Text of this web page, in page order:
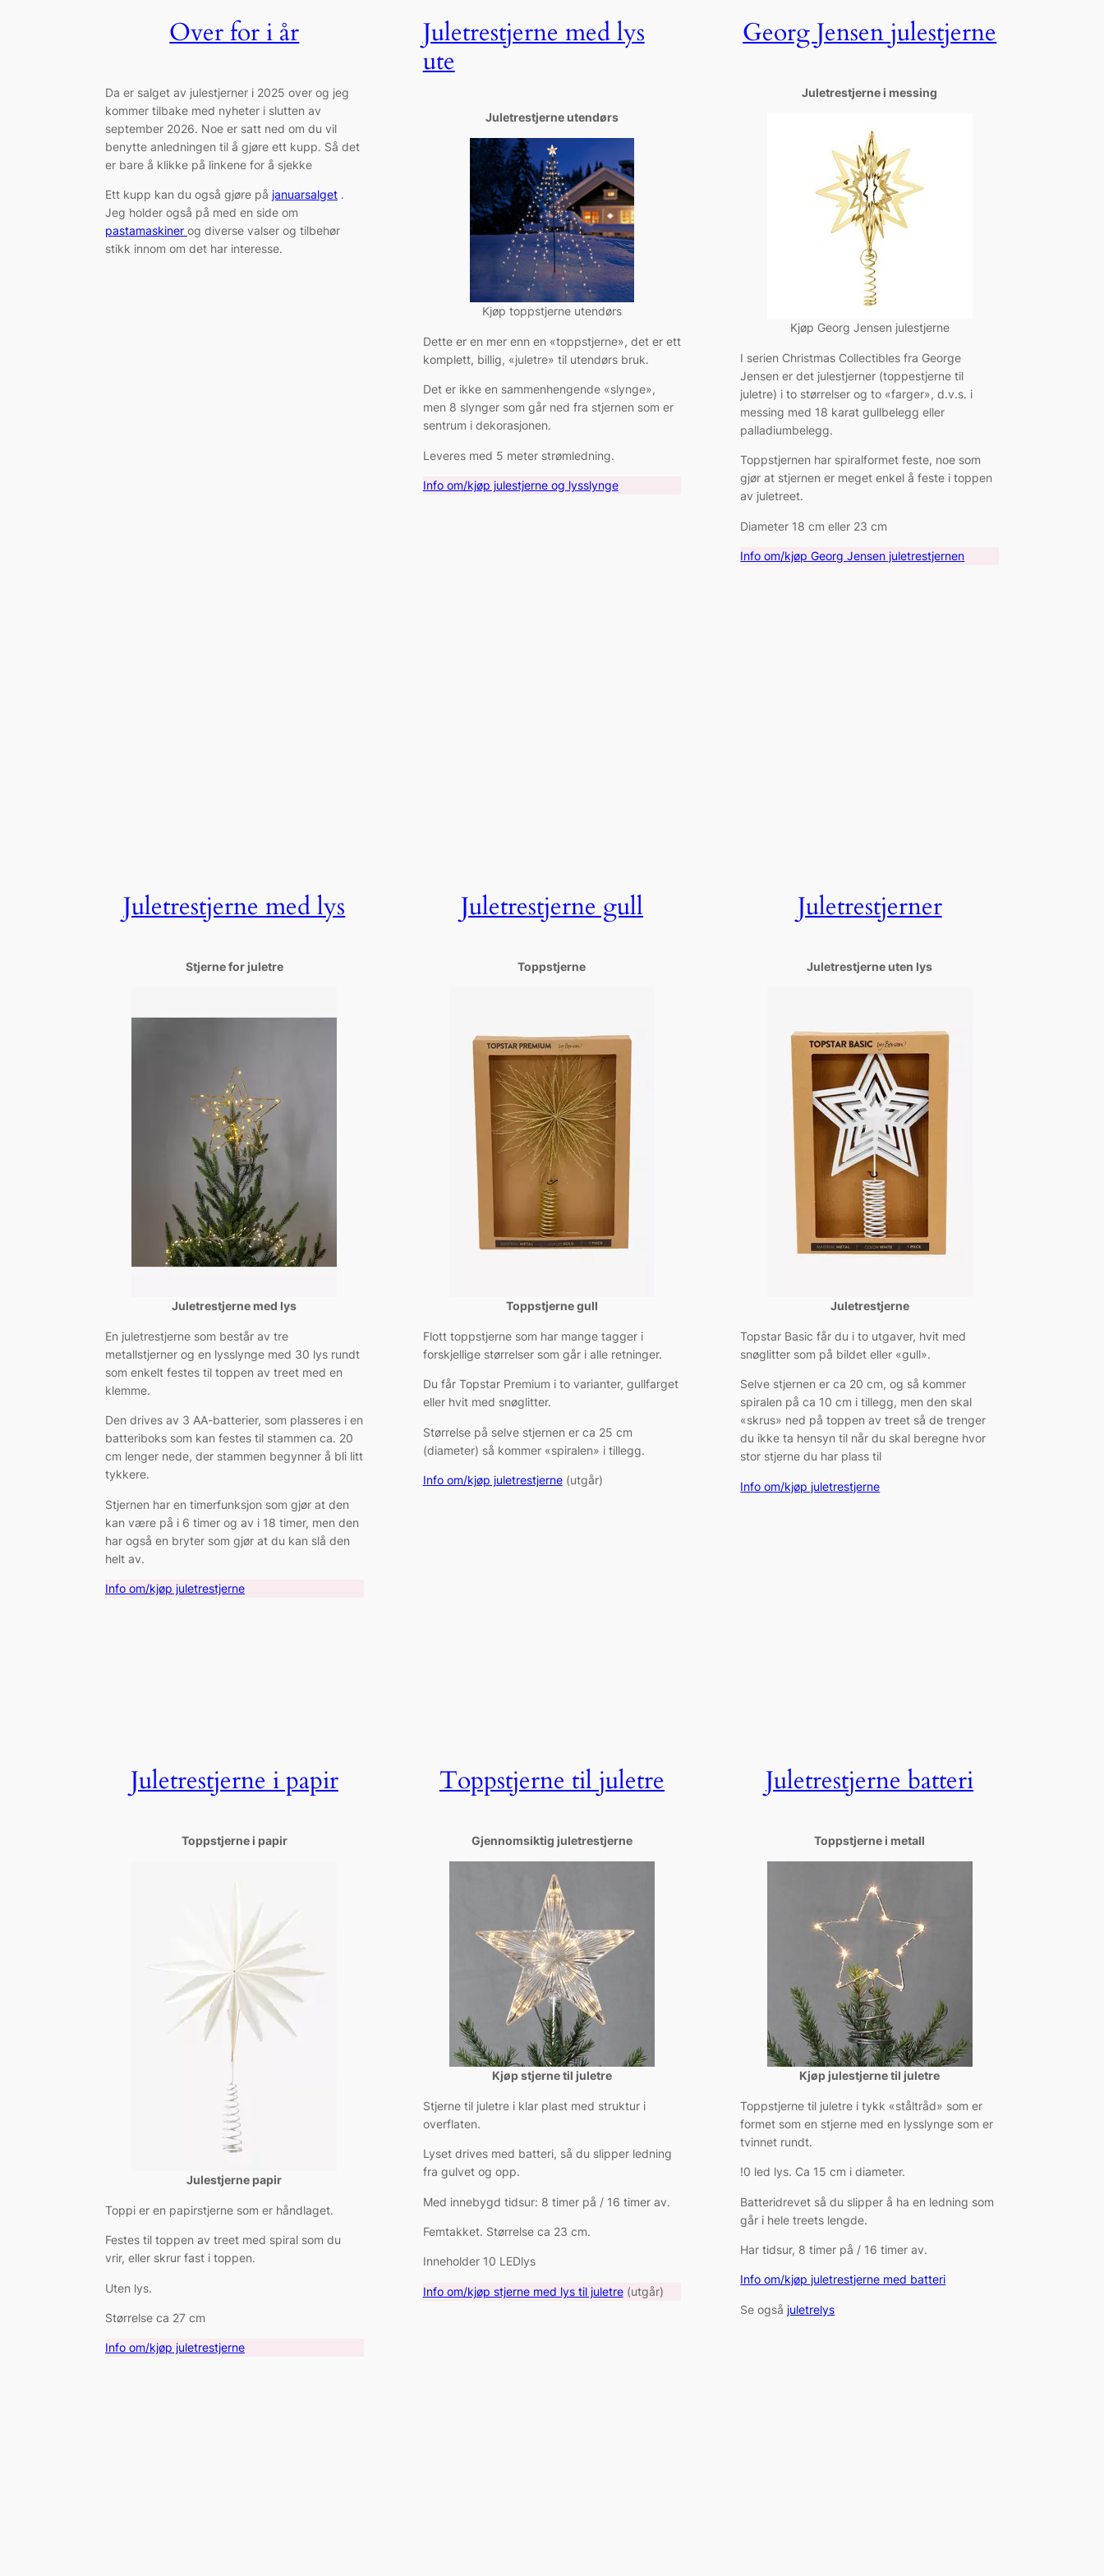
Over for i år
Da er salget av julestjerner i 2025 over og jeg
kommer tilbake med nyheter i slutten av
september 2026. Noe er satt ned om du vil
benytte anledningen til å gjøre ett kupp. Så det
er bare å klikke på linkene for å sjekke
Ett kupp kan du også gjøre på januarsalget .
Jeg holder også på med en side om
pastamaskiner og diverse valser og tilbehør
stikk innom om det har interesse.
Juletrestjerne med lys
ute
Juletrestjerne utendørs
Kjøp toppstjerne utendørs
Dette er en mer enn en «toppstjerne», det er ett
komplett, billig, «juletre» til utendørs bruk.
Det er ikke en sammenhengende «slynge»,
men 8 slynger som går ned fra stjernen som er
sentrum i dekorasjonen.
Leveres med 5 meter strømledning.
Info om/kjøp julestjerne og lysslynge
Georg Jensen julestjerne
Juletrestjerne i messing
Kjøp Georg Jensen julestjerne
I serien Christmas Collectibles fra George
Jensen er det julestjerner (toppestjerne til
juletre) i to størrelser og to «farger», d.v.s. i
messing med 18 karat gullbelegg eller
palladiumbelegg.
Toppstjernen har spiralformet feste, noe som
gjør at stjernen er meget enkel å feste i toppen
av juletreet.
Diameter 18 cm eller 23 cm
Info om/kjøp Georg Jensen juletrestjernen
Juletrestjerne med lys
Stjerne for juletre
Juletrestjerne med lys
En juletrestjerne som består av tre
metallstjerner og en lysslynge med 30 lys rundt
som enkelt festes til toppen av treet med en
klemme.
Den drives av 3 AA-batterier, som plasseres i en
batteriboks som kan festes til stammen ca. 20
cm lenger nede, der stammen begynner å bli litt
tykkere.
Stjernen har en timerfunksjon som gjør at den
kan være på i 6 timer og av i 18 timer, men den
har også en bryter som gjør at du kan slå den
helt av.
Info om/kjøp juletrestjerne
Juletrestjerne gull
Toppstjerne
Toppstjerne gull
Flott toppstjerne som har mange tagger i
forskjellige størrelser som går i alle retninger.
Du får Topstar Premium i to varianter, gullfarget
eller hvit med snøglitter.
Størrelse på selve stjernen er ca 25 cm
(diameter) så kommer «spiralen» i tillegg.
Info om/kjøp juletrestjerne(utgår)
Juletrestjerner
Juletrestjerne uten lys
Juletrestjerne
Topstar Basic får du i to utgaver, hvit med
snøglitter som på bildet eller «gull».
Selve stjernen er ca 20 cm, og så kommer
spiralen på ca 10 cm i tillegg, men den skal
«skrus» ned på toppen av treet så de trenger
du ikke ta hensyn til når du skal beregne hvor
stor stjerne du har plass til
Info om/kjøp juletrestjerne
Juletrestjerne i papir
Toppstjerne i papir
Julestjerne papir
Toppi er en papirstjerne som er håndlaget.
Festes til toppen av treet med spiral som du
vrir, eller skrur fast i toppen.
Uten lys.
Størrelse ca 27 cm
Info om/kjøp juletrestjerne
Toppstjerne til juletre
Gjennomsiktig juletrestjerne
Kjøp stjerne til juletre
Stjerne til juletre i klar plast med struktur i
overflaten.
Lyset drives med batteri, så du slipper ledning
fra gulvet og opp.
Med innebygd tidsur: 8 timer på / 16 timer av.
Femtakket. Størrelse ca 23 cm.
Inneholder 10 LEDlys
Info om/kjøp stjerne med lys til juletre(utgår)
Juletrestjerne batteri
Toppstjerne i metall
Kjøp julestjerne til juletre
Toppstjerne til juletre i tykk «ståltråd» som er
formet som en stjerne med en lysslynge som er
tvinnet rundt.
!0 led lys. Ca 15 cm i diameter.
Batteridrevet så du slipper å ha en ledning som
går i hele treets lengde.
Har tidsur, 8 timer på / 16 timer av.
Info om/kjøp juletrestjerne med batteri
Se også juletrelys